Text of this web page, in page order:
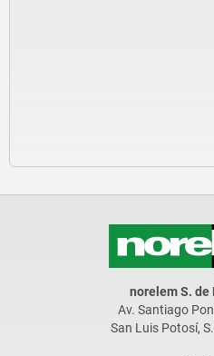
norelem S. de
Av. Santiago
San Luis Potosí,